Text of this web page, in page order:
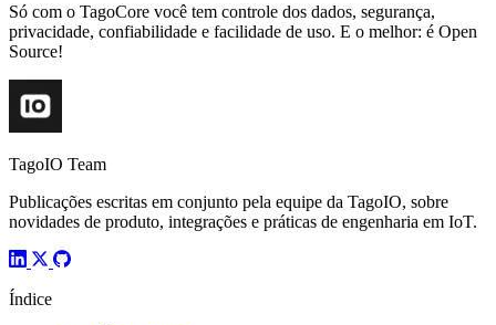
Só com o TagoCore você tem controle dos dados, segurança,
privacidade, confiabilidade e facilidade de uso. E o melhor: é Open
Source!
TagoIO Team
Publicações escritas em conjunto pela equipe da TagoIO, sobre
novidades de produto, integrações e práticas de engenharia em IoT.
Índice